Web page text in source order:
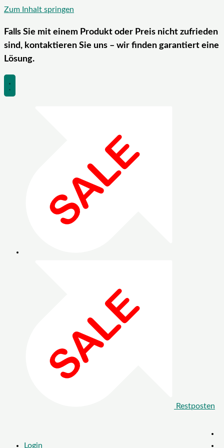
Zum Inhalt springen
Falls Sie mit einem Produkt oder Preis nicht zufrieden
sind, kontaktieren Sie uns – wir finden garantiert eine
Lösung.
Restposten
Login